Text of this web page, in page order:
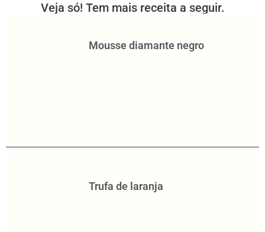
Veja só! Tem mais receita a seguir.
Mousse diamante negro
Trufa de laranja